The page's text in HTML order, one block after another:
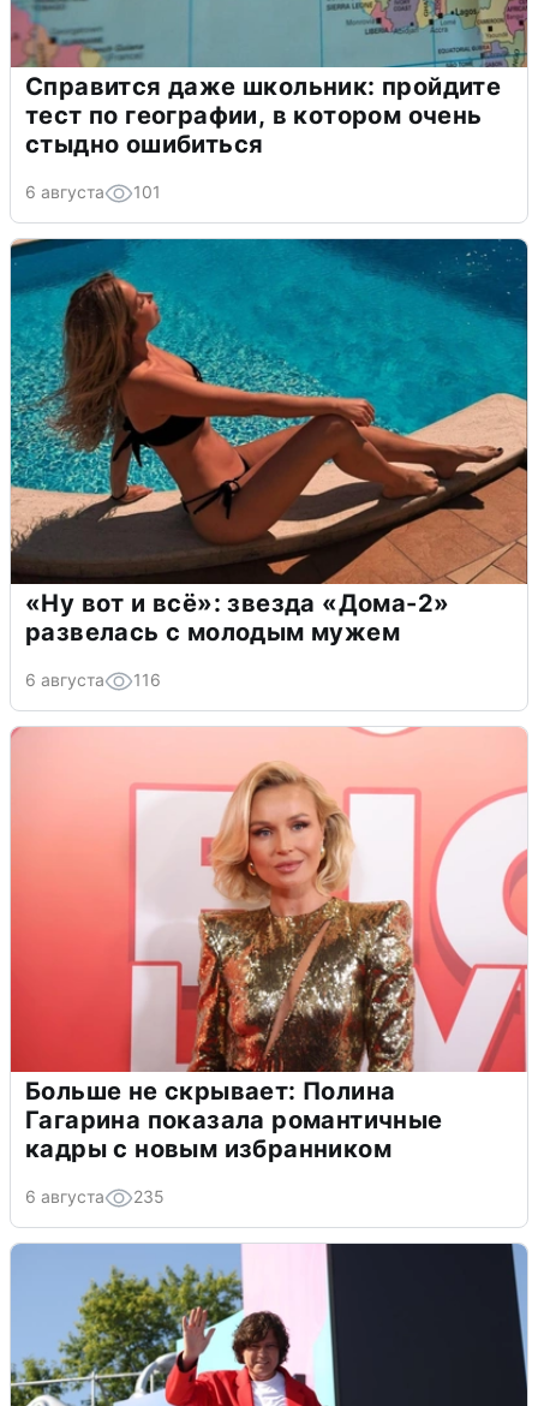
Справится даже школьник: пройдите
тест по географии, в котором очень
стыдно ошибиться
6 августа 101
«Ну вот и всё»: звезда «Дома-2»
развелась с молодым мужем
6 августа 116
Больше не скрывает: Полина
Гагарина показала романтичные
кадры с новым избранником
6 августа 235